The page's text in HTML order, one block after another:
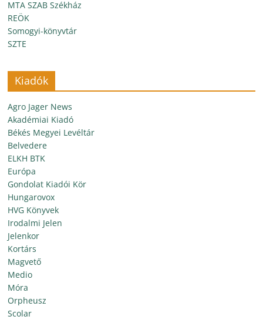
MTA SZAB Székház
REÖK
Somogyi-könyvtár
SZTE
Kiadók
Agro Jager News
Akadémiai Kiadó
Békés Megyei Levéltár
Belvedere
ELKH BTK
Európa
Gondolat Kiadói Kör
Hungarovox
HVG Könyvek
Irodalmi Jelen
Jelenkor
Kortárs
Magvető
Medio
Móra
Orpheusz
Scolar